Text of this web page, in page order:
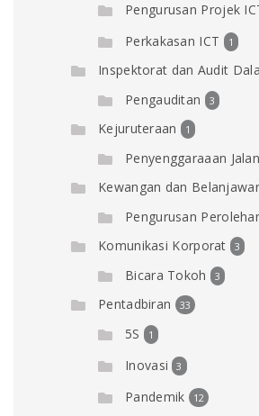
Pengurusan Projek
Perkakasan ICT 1
Inspektorat dan Audit
Pengauditan 3
Kejuruteraan 1
Penyenggaraaan Jalan
Kewangan dan
Pengurusan
Komunikasi Korporat 3
Bicara Tokoh 3
Pentadbiran 33
5S 1
Inovasi 3
Pandemik 12